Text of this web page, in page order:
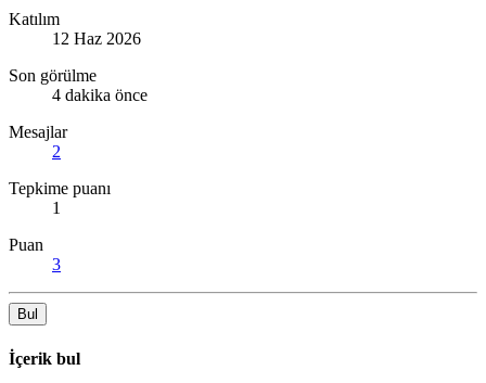
Katılım
12 Haz 2026
Son görülme
4 dakika önce
Mesajlar
2
Tepkime puanı
1
Puan
3
Bul
İçerik bul